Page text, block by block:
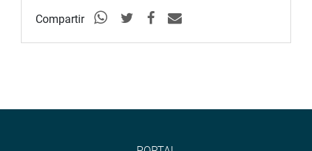
Nacional de Adunas y Administración Tributaria (SUNAT),
Víctor Paul Shiguiyama Kobashigawa, para sustentar los
ingresos tributarios que justifican los recursos públicos
Compartir